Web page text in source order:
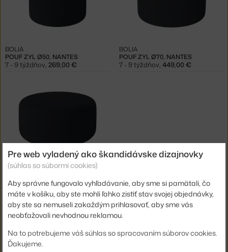
Značka:Bolia
POUF ZYL Ø50, NANTES
BOLIA
7 - 9 týždňov 269,00 €
POUF ZYL Ø70, NANTES
BOLIA
7 - 9 týždňov 449,00 €
BOLIA
7 - 9 týždňov,649,00 €
Jste z Česka? Přejděte na
Pre web vyladený ako škandidávske dizajnovky
(súhlas so súbormi cookies)
Aby správne fungovalo vyhľadávanie, aby sme si pamätali, čo
máte v košíku, aby ste mohli ľahko zistiť stav svojej objednávky,
aby ste sa nemuseli zakaždým prihlasovať, aby sme vás
neobťažovali nevhodnou reklamou.
Na to potrebujeme váš súhlas so spracovaním súborov cookies.
Ďakujeme.